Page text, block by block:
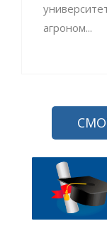
агроном...